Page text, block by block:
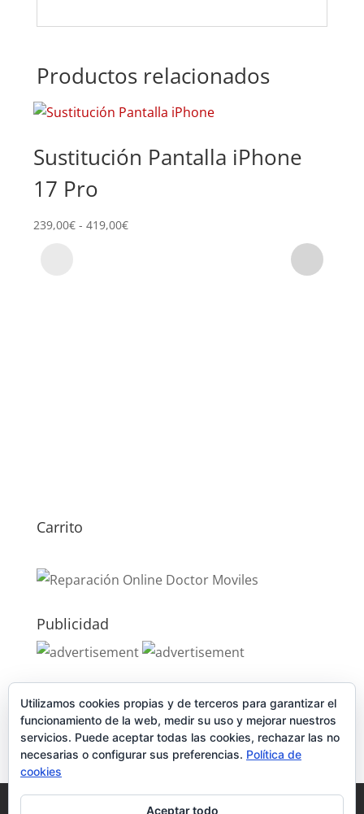
Productos relacionados
Sustitución Pantalla iPhone
17 Pro
239,00€ - 419,00€Rango
Carrito
Publicidad
Publicidad
Condiciones y Privacidad
Utilizamos cookies propias y de terceros para garantizar el
funcionamiento de la web, medir su uso y mejorar nuestros
servicios. Puede aceptar todas las cookies, rechazar las no
necesarias o configurar sus preferencias. Política de
cookies
Aceptar todo